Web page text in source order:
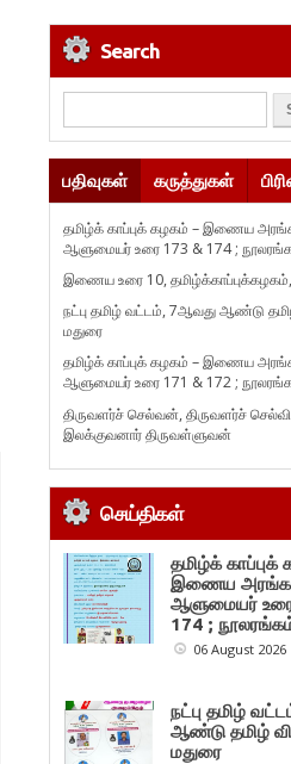
Search
பதிவுகள் கருத்துகள்
தமிழ்க் காப்புக் கழகம் – இணைய
ஆளுமையர் உரை 173 & 174 ;
இணைய உரை 10, தமிழ்க்காப்புக்கழகம்,
நட்பு தமிழ் வட்டம், 7ஆவது ஆண்டு
மதுரை
தமிழ்க் காப்புக் கழகம் – இணைய
ஆளுமையர் உரை 171 & 172 ;
திருவளர்ச் செல்வன், திருவளர்ச் செல்வி
இலக்குவனார் திருவள்ளுவன்
செய்திகள்
தமிழ்க் காப்புக்
இணைய
ஆளுமையர்
174 ;
06 August 2026
நட்பு தமிழ்
ஆண்டு தமிழ்
மதுரை